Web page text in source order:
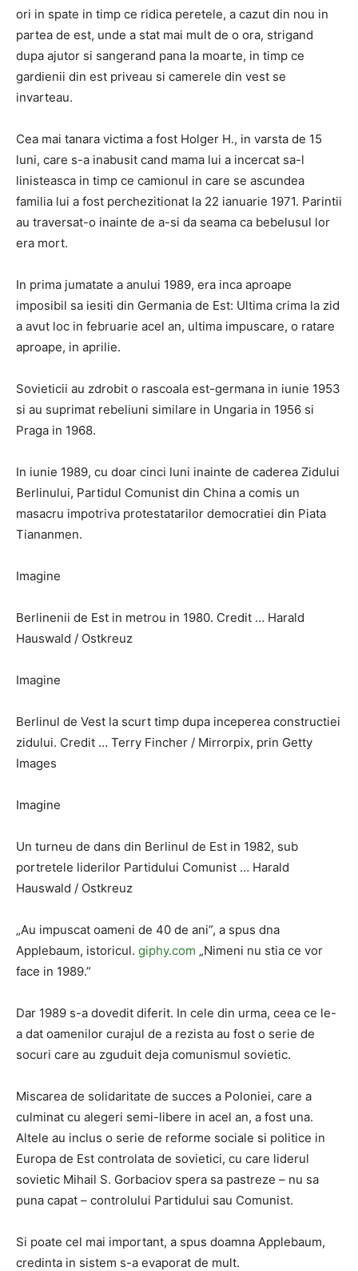
ori in spate in timp ce ridica peretele, a cazut din nou in
partea de est, unde a stat mai mult de o ora, strigand
dupa ajutor si sangerand pana la moarte, in timp ce
gardienii din est priveau si camerele din vest se
invarteau.
Cea mai tanara victima a fost Holger H., in varsta de 15
luni, care s-a inabusit cand mama lui a incercat sa-l
linisteasca in timp ce camionul in care se ascundea
familia lui a fost perchezitionat la 22 ianuarie 1971. Parintii
au traversat-o inainte de a-si da seama ca bebelusul lor
era mort.
In prima jumatate a anului 1989, era inca aproape
imposibil sa iesiti din Germania de Est: Ultima crima la zid
a avut loc in februarie acel an, ultima impuscare, o ratare
aproape, in aprilie.
Sovieticii au zdrobit o rascoala est-germana in iunie 1953
si au suprimat rebeliuni similare in Ungaria in 1956 si
Praga in 1968.
In iunie 1989, cu doar cinci luni inainte de caderea Zidului
Berlinului, Partidul Comunist din China a comis un
masacru impotriva protestatarilor democratiei din Piata
Tiananmen.
Imagine
Berlinenii de Est in metrou in 1980. Credit … Harald
Hauswald / Ostkreuz
Imagine
Berlinul de Vest la scurt timp dupa inceperea constructiei
zidului. Credit … Terry Fincher / Mirrorpix, prin Getty
Images
Imagine
Un turneu de dans din Berlinul de Est in 1982, sub
portretele liderilor Partidului Comunist … Harald
Hauswald / Ostkreuz
„Au impuscat oameni de 40 de ani”, a spus dna
Applebaum, istoricul. giphy.com „Nimeni nu stia ce vor
face in 1989.”
Dar 1989 s-a dovedit diferit. In cele din urma, ceea ce le-
a dat oamenilor curajul de a rezista au fost o serie de
socuri care au zguduit deja comunismul sovietic.
Miscarea de solidaritate de succes a Poloniei, care a
culminat cu alegeri semi-libere in acel an, a fost una.
Altele au inclus o serie de reforme sociale si politice in
Europa de Est controlata de sovietici, cu care liderul
sovietic Mihail S. Gorbaciov spera sa pastreze – nu sa
puna capat – controlului Partidului sau Comunist.
Si poate cel mai important, a spus doamna Applebaum,
credinta in sistem s-a evaporat de mult.